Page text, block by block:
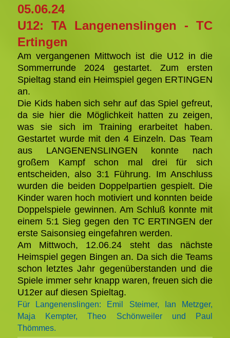
05.06.24
U12: TA Langenenslingen - TC
Ertingen
Am vergangenen Mittwoch ist die U12 in die
Sommerrunde 2024 gestartet. Zum ersten
Spieltag stand ein Heimspiel gegen ERTINGEN
an.
Die Kids haben sich sehr auf das Spiel gefreut,
da sie hier die Möglichkeit hatten zu zeigen,
was sie sich im Training erarbeitet haben.
Gestartet wurde mit den 4 Einzeln. Das Team
aus LANGENENSLINGEN konnte nach
großem Kampf schon mal drei für sich
entscheiden, also 3:1 Führung. Im Anschluss
wurden die beiden Doppelpartien gespielt. Die
Kinder waren hoch motiviert und konnten beide
Doppelspiele gewinnen. Am Schluß konnte mit
einem 5:1 Sieg gegen den TC ERTINGEN der
erste Saisonsieg eingefahren werden.
Am Mittwoch, 12.06.24 steht das nächste
Heimspiel gegen Bingen an. Da sich die Teams
schon letztes Jahr gegenüberstanden und die
Spiele immer sehr knapp waren, freuen sich die
U12er auf diesen Spieltag.
Für Langenenslingen: Emil Steimer, Ian Metzger,
Maja Kempter, Theo Schönweiler und Paul
Thömmes.